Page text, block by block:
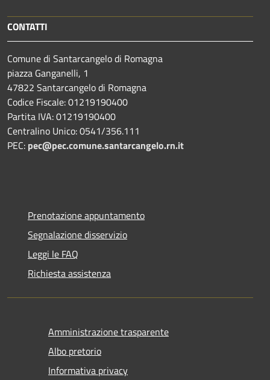
CONTATTI
Comune di Santarcangelo di Romagna
piazza Ganganelli, 1
47822 Santarcangelo di Romagna
Codice Fiscale: 01219190400
Partita IVA: 01219190400
Centralino Unico: 0541/356.111
PEC: pec@pec.comune.santarcangelo.rn.it
Prenotazione appuntamento
Segnalazione disservizio
Leggi le FAQ
Richiesta assistenza
Amministrazione trasparente
Albo pretorio
Informativa privacy